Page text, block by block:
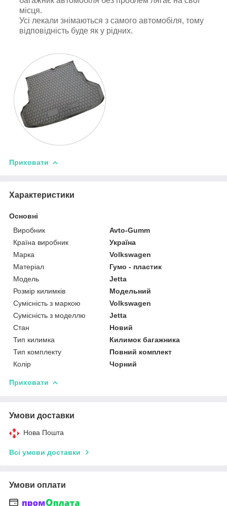
місця.
Усі лекали знімаються з самого автомобіля, тому
відповідність буде як у рідних.
Приховати
Характеристики
Основні
Виробник
Avto-Gumm
Країна виробник
Україна
Марка
Volkswagen
Матеріал
Гумо - пластик
Модель
Jetta
Розмір килимків
Модельний
Сумісність з маркою
Volkswagen
Сумісність з моделлю
Jetta
Стан
Новий
Тип килимка
Килимок багажника
Тип комплекту
Повний комплект
Колір
Чорний
Приховати
Умови доставки
Нова Пошта
Всі умови доставки
Умови оплати